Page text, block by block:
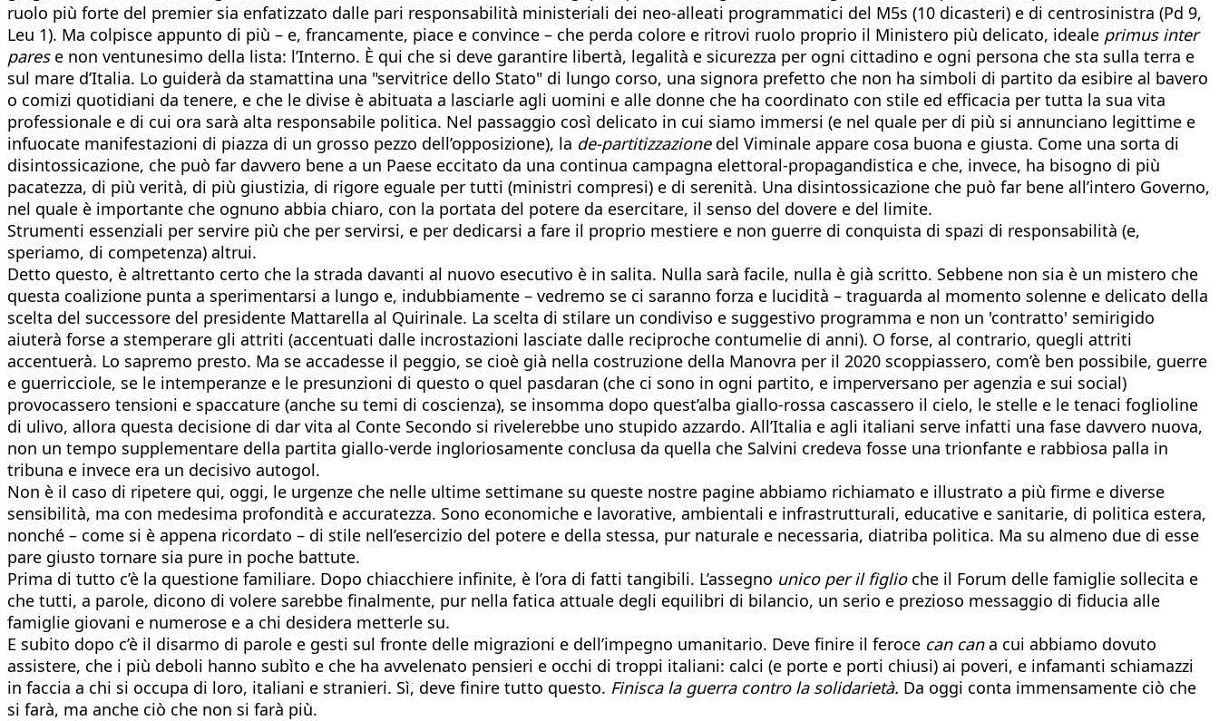
ruolo più forte del premier sia enfatizzato dalle pari responsabilità ministeriali dei neo-alleati programmatici del M5s (10 dicasteri) e di centrosinistra (Pd 9,
Leu 1). Ma colpisce appunto di più – e, francamente, piace e convince – che perda colore e ritrovi ruolo proprio il Ministero più delicato, ideale primus inter
parese non ventunesimo della lista: l’Interno. È qui che si deve garantire libertà, legalità e sicurezza per ogni cittadino e ogni persona che sta sulla terra e
sul mare d’Italia. Lo guiderà da stamattina una "servitrice dello Stato" di lungo corso, una signora prefetto che non ha simboli di partito da esibire al bavero
o comizi quotidiani da tenere, e che le divise è abituata a lasciarle agli uomini e alle donne che ha coordinato con stile ed efficacia per tutta la sua vita
professionale e di cui ora sarà alta responsabile politica. Nel passaggio così delicato in cui siamo immersi (e nel quale per di più si annunciano legittime e
infuocate manifestazioni di piazza di un grosso pezzo dell’opposizione), la de-partitizzazionedel Viminale appare cosa buona e giusta. Come una sorta di
disintossicazione, che può far davvero bene a un Paese eccitato da una continua campagna elettoral-propagandistica e che, invece, ha bisogno di più
pacatezza, di più verità, di più giustizia, di rigore eguale per tutti (ministri compresi) e di serenità. Una disintossicazione che può far bene all’intero Governo,
nel quale è importante che ognuno abbia chiaro, con la portata del potere da esercitare, il senso del dovere e del limite.
Strumenti essenziali per servire più che per servirsi, e per dedicarsi a fare il proprio mestiere e non guerre di conquista di spazi di responsabilità (e,
speriamo, di competenza) altrui.
Detto questo, è altrettanto certo che la strada davanti al nuovo esecutivo è in salita. Nulla sarà facile, nulla è già scritto. Sebbene non sia è un mistero che
questa coalizione punta a sperimentarsi a lungo e, indubbiamente – vedremo se ci saranno forza e lucidità – traguarda al momento solenne e delicato della
scelta del successore del presidente Mattarella al Quirinale. La scelta di stilare un condiviso e suggestivo programma e non un 'contratto' semirigido
aiuterà forse a stemperare gli attriti (accentuati dalle incrostazioni lasciate dalle reciproche contumelie di anni). O forse, al contrario, quegli attriti
accentuerà. Lo sapremo presto. Ma se accadesse il peggio, se cioè già nella costruzione della Manovra per il 2020 scoppiassero, com’è ben possibile, guerre
e guerricciole, se le intemperanze e le presunzioni di questo o quel pasdaran (che ci sono in ogni partito, e imperversano per agenzia e sui social)
provocassero tensioni e spaccature (anche su temi di coscienza), se insomma dopo quest’alba giallo-rossa cascassero il cielo, le stelle e le tenaci foglioline
di ulivo, allora questa decisione di dar vita al Conte Secondo si rivelerebbe uno stupido azzardo. All’Italia e agli italiani serve infatti una fase davvero nuova,
non un tempo supplementare della partita giallo-verde ingloriosamente conclusa da quella che Salvini credeva fosse una trionfante e rabbiosa palla in
tribuna e invece era un decisivo autogol.
Non è il caso di ripetere qui, oggi, le urgenze che nelle ultime settimane su queste nostre pagine abbiamo richiamato e illustrato a più firme e diverse
sensibilità, ma con medesima profondità e accuratezza. Sono economiche e lavorative, ambientali e infrastrutturali, educative e sanitarie, di politica estera,
nonché – come si è appena ricordato – di stile nell’esercizio del potere e della stessa, pur naturale e necessaria, diatriba politica. Ma su almeno due di esse
pare giusto tornare sia pure in poche battute.
Prima di tutto c’è la questione familiare. Dopo chiacchiere infinite, è l’ora di fatti tangibili. L’assegno unico per il figlioche il Forum delle famiglie sollecita e
che tutti, a parole, dicono di volere sarebbe finalmente, pur nella fatica attuale degli equilibri di bilancio, un serio e prezioso messaggio di fiducia alle
famiglie giovani e numerose e a chi desidera metterle su.
E subito dopo c’è il disarmo di parole e gesti sul fronte delle migrazioni e dell’impegno umanitario. Deve finire il feroce can cana cui abbiamo dovuto
assistere, che i più deboli hanno subìto e che ha avvelenato pensieri e occhi di troppi italiani: calci (e porte e porti chiusi) ai poveri, e infamanti schiamazzi
in faccia a chi si occupa di loro, italiani e stranieri. Sì, deve finire tutto questo. Finisca la guerra contro la solidarietà. Da oggi conta immensamente ciò che
si farà, ma anche ciò che non si farà più.